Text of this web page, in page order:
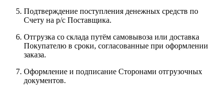
Подтверждение поступления денежных средств по
Счету на р/с Поставщика.
Отгрузка со склада путём самовывоза или доставка
Покупателю в сроки, согласованные при оформлении
заказа.
Оформление и подписание Сторонами отгрузочных
документов.